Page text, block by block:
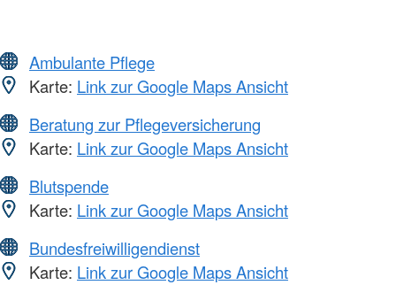
Ambulante Pflege
Karte: Link zur Google Maps Ansicht
Beratung zur Pflegeversicherung
Karte: Link zur Google Maps Ansicht
Blutspende
Karte: Link zur Google Maps Ansicht
Bundesfreiwilligendienst
Karte: Link zur Google Maps Ansicht